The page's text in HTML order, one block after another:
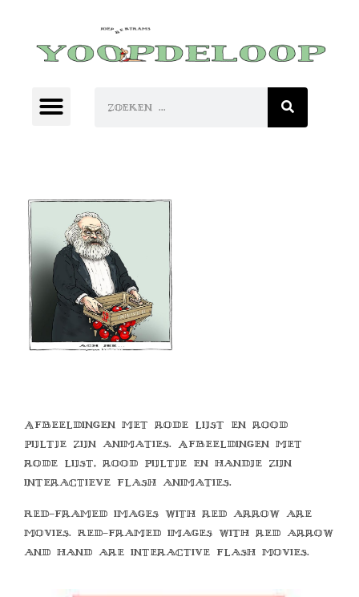
Afbeeldingen met rode lijst en rood
pijltje zijn animaties. Afbeeldingen met
rode lijst, rood pijltje en handje zijn
interactieve flash animaties.
Red-framed images with red arrow are
movies. Red-framed images with red arrow
and hand are interactive flash movies.